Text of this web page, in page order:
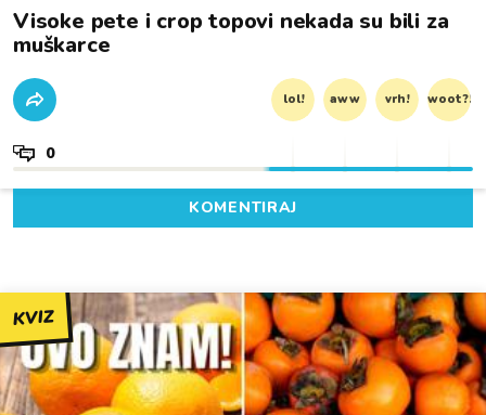
Visoke pete i crop topovi nekada su bili za
muškarce
lol! aww vrh! woot?!
0
KOMENTIRAJ
KVIZ